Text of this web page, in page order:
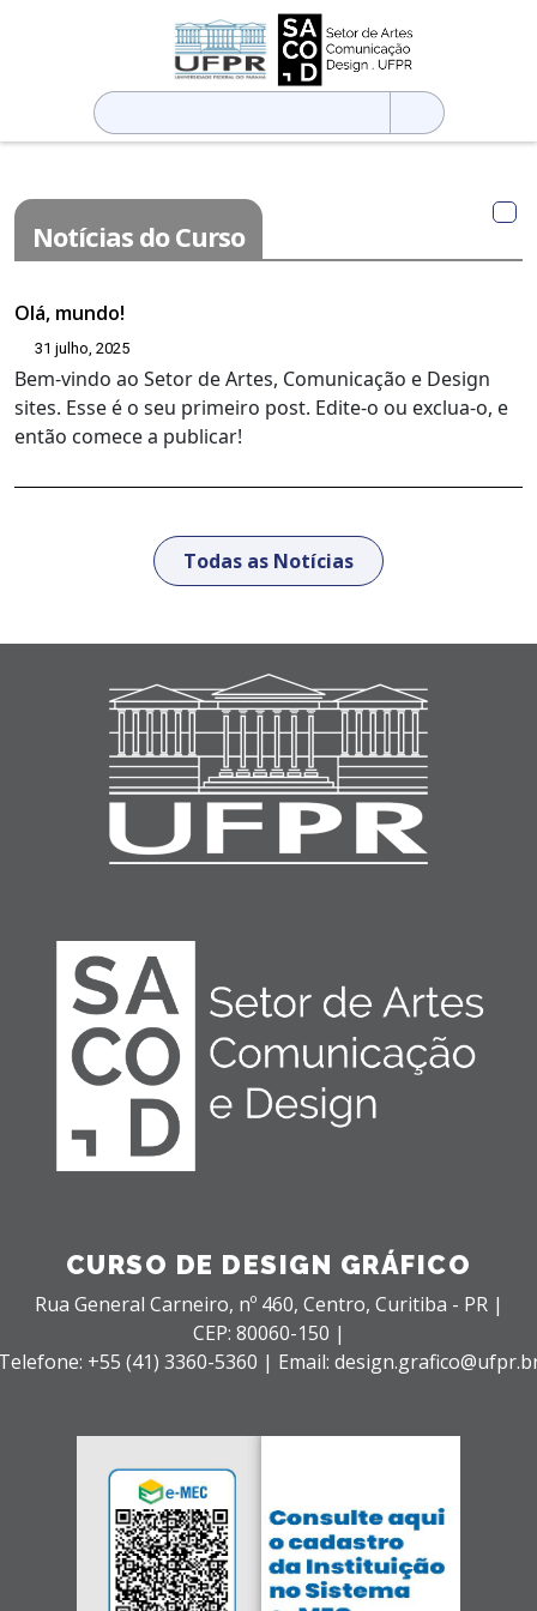
Pesquisar
por:
Notícias do Curso
Olá, mundo!
31 julho, 2025
Bem-vindo ao Setor de Artes, Comunicação e Design
sites. Esse é o seu primeiro post. Edite-o ou exclua-o, e
então comece a publicar!
Todas as Notícias
CURSO DE DESIGN GRÁFICO
Rua General Carneiro, nº 460, Centro, Curitiba - PR |
CEP: 80060-150 |
+55 (41) 3360-5360 | Email: